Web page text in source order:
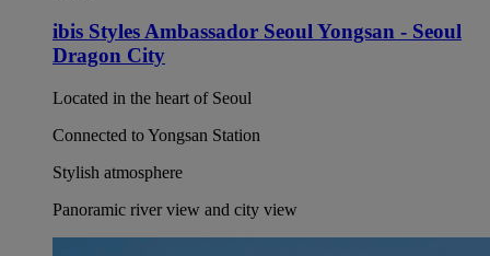
ibis Styles Ambassador Seoul Yongsan - Seoul
Dragon City
Located in the heart of Seoul
Connected to Yongsan Station
Stylish atmosphere
Panoramic river view and city view